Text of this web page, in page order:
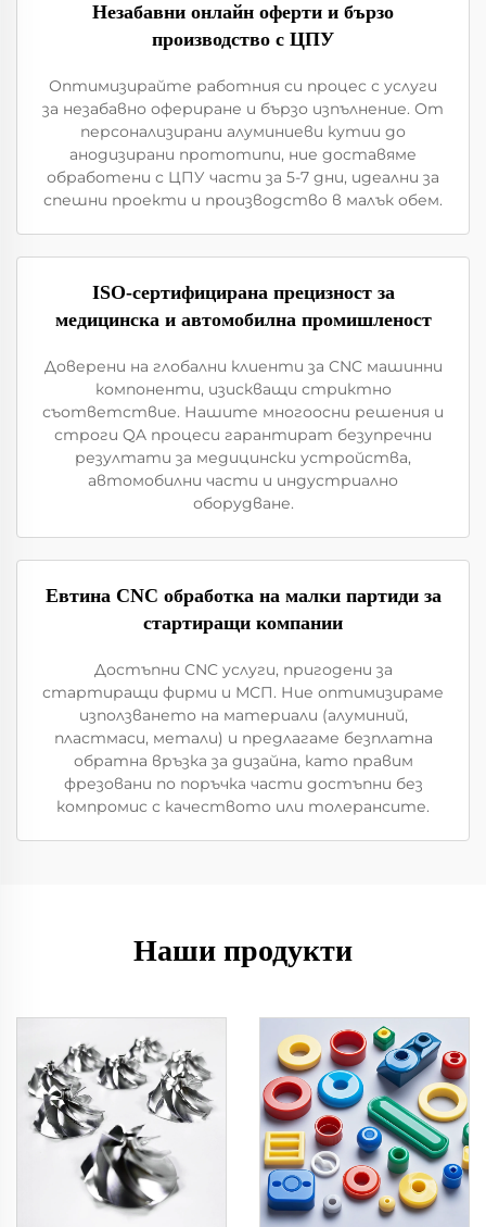
Незабавни онлайн оферти и бързо
производство с ЦПУ
Оптимизирайте работния си процес с услуги
за незабавно офериране и бързо изпълнение. От
персонализирани алуминиеви кутии до
анодизирани прототипи, ние доставяме
обработени с ЦПУ части за 5-7 дни, идеални за
спешни проекти и производство в малък обем.
ISO-сертифицирана прецизност за
медицинска и автомобилна промишленост
Доверени на глобални клиенти за CNC машинни
компоненти, изискващи стриктно
съответствие. Нашите многоосни решения и
строги QA процеси гарантират безупречни
резултати за медицински устройства,
автомобилни части и индустриално
оборудване.
Евтина CNC обработка на малки партиди за
стартиращи компании
Достъпни CNC услуги, пригодени за
стартиращи фирми и МСП. Ние оптимизираме
използването на материали (алуминий,
пластмаси, метали) и предлагаме безплатна
обратна връзка за дизайна, като правим
фрезовани по поръчка части достъпни без
компромис с качеството или толерансите.
Наши продукти